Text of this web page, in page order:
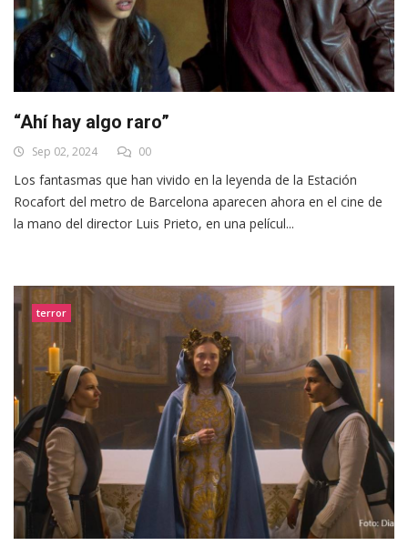
“Ahí hay algo raro”
Sep 02, 2024 00
Los fantasmas que han vivido en la leyenda de la Estación
Rocafort del metro de Barcelona aparecen ahora en el cine de
la mano del director Luis Prieto, en una películ...
terror